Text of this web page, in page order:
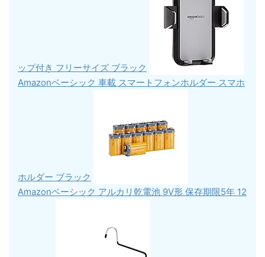
ップ付き フリーサイズ ブラック
Amazonベーシック 車載 スマートフォンホルダー スマホ
ホルダー ブラック
Amazonベーシック アルカリ乾電池 9V形 保存期限5年 12